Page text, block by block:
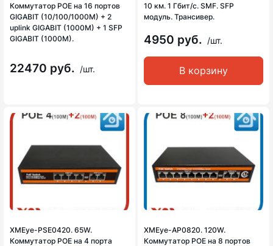
Коммутатор POE на 16 портов
GIGABIT (10/100/1000M) + 2
uplink GIGABIT (1000M) + 1 SFP
GIGABIT (1000M).
22470 руб. /шт.
10 км. 1 Гбит/с. SMF. SFP
модуль. Трансивер.
4950 руб. /шт.
В корзину
XMEye-PSE0420. 65W.
Коммутатор POE на 4 порта
XMEye-AP0820. 120W.
Коммутатор POE на 8 портов